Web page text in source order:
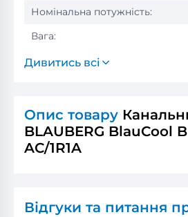
Номінальна потужність:
Вага:
Дивитись всі
Опис товару
BLAUBERG BlauCool
AC/1R1A
Відгуки та питання